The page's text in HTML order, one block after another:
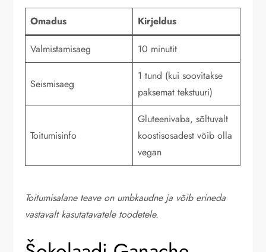
Omadus Kirjeldus
Valmistamisaeg 10 minutit
Seismisaeg
1 tund (kui soovitakse
paksemat tekstuuri)
Toitumisinfo
Gluteenivaba, sõltuvalt
koostisosadest võib olla
vegan
Toitumisalane teave on umbkaudne ja võib erineda
vastavalt kasutatavatele toodetele.